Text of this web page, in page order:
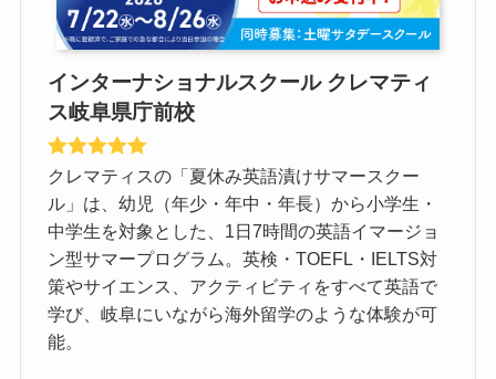
インターナショナルスクール クレマティ
ス岐阜県庁前校
クレマティスの「夏休み英語漬けサマースクー
ル」は、幼児（年少・年中・年長）から小学生・
中学生を対象とした、1日7時間の英語イマージョ
ン型サマープログラム。英検・TOEFL・IELTS対
策やサイエンス、アクティビティをすべて英語で
学び、岐阜にいながら海外留学のような体験が可
能。